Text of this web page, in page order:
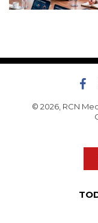
© 2026, RCN